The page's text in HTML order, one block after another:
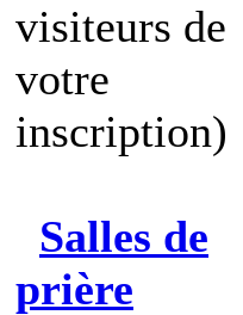
visiteurs de
votre
inscription)
Salles de
prière